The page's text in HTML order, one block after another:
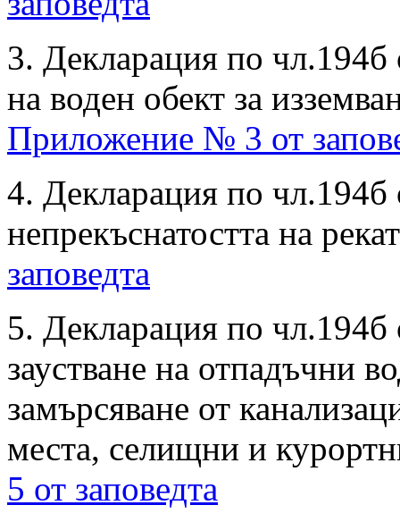
3. Декларация по чл.194б
на воден обект за
Приложение № 3 от
4. Декларация по чл.194б
непрекъснатостта на
заповедта
5. Декларация по чл.194б
заустване на отпадъчни
замърсяване от
места, селищни и
5 от заповедта